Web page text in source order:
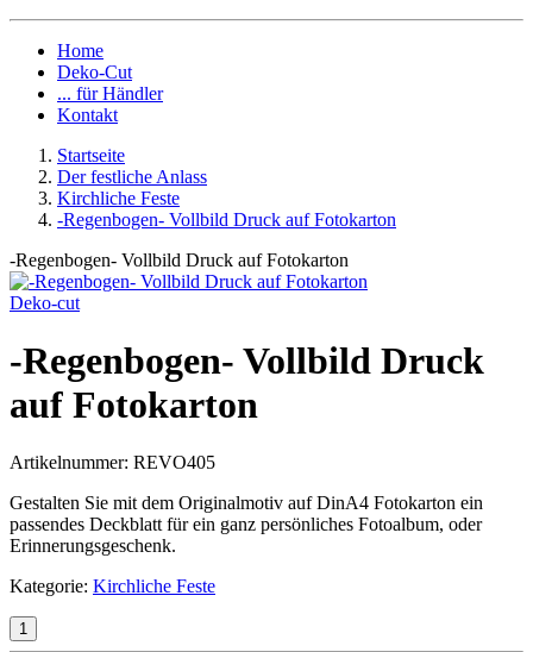
Home
Deko-Cut
... für Händler
Kontakt
Startseite
Der festliche Anlass
Kirchliche Feste
-Regenbogen- Vollbild Druck auf Fotokarton
-Regenbogen- Vollbild Druck auf Fotokarton
Deko-cut
-Regenbogen- Vollbild Druck
auf Fotokarton
Artikelnummer: REVO405
Gestalten Sie mit dem Originalmotiv auf DinA4 Fotokarton ein
passendes Deckblatt für ein ganz persönliches Fotoalbum, oder
Erinnerungsgeschenk.
Kategorie: Kirchliche Feste